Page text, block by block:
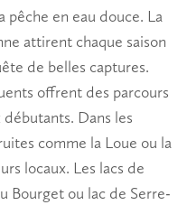
pêche en eau douce. La
attirent chaque saison
de belles captures.
offrent des parcours
Dans les
comme la Loue ou la
locaux. Les lacs de
Bourget ou lac de Serre-